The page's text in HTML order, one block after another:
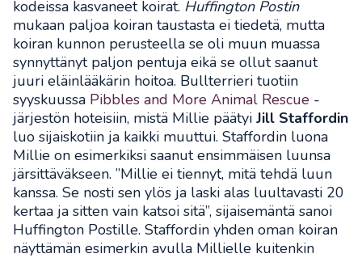
kodeissa kasvaneet koirat. Huffington Postin
mukaan paljoa koiran taustasta ei tiedetä, mutta
koiran kunnon perusteella se oli muun muassa
synnyttänyt paljon pentuja eikä se ollut saanut
juuri eläinlääkärin hoitoa. Bullterrieri tuotiin
syyskuussa Pibbles and More Animal Rescue -
järjestön hoteisiin, mistä Millie päätyi Jill Staffordin
luo sijaiskotiin ja kaikki muuttui. Staffordin luona
Millie on esimerkiksi saanut ensimmäisen luunsa
järsittäväkseen. ”Millie ei tiennyt, mitä tehdä luun
kanssa. Se nosti sen ylös ja laski alas luultavasti 20
kertaa ja sitten vain katsoi sitä”, sijaisemäntä sanoi
Huffington Postille. Staffordin yhden oman koiran
näyttämän esimerkin avulla Millielle kuitenkin